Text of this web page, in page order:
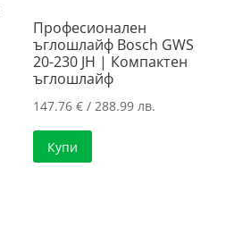
Професионален
ъглошлайф Bosch GWS
20-230 JH | Компактен
ъглошлайф
147.76€ / 288.99 лв.
Купи